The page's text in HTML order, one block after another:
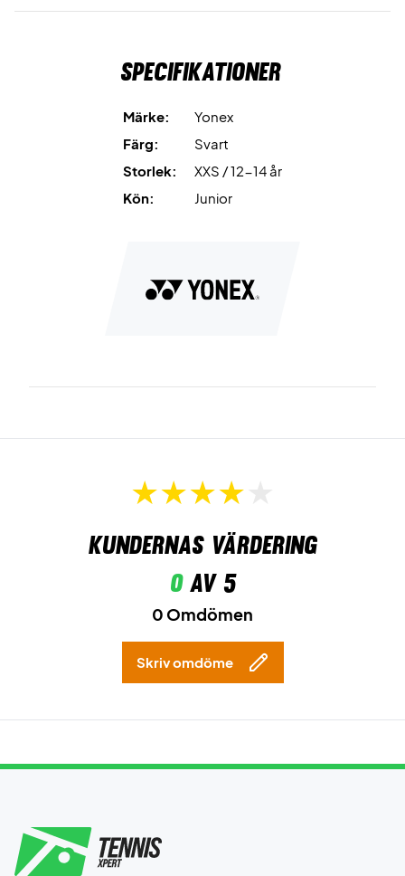
Specifikationer
Märke:
Yonex
Färg:
Svart
Storlek:
XXS / 12-14 år
Kön:
Junior
Kundernas värdering
0av 5
0 Omdömen
Skriv omdöme